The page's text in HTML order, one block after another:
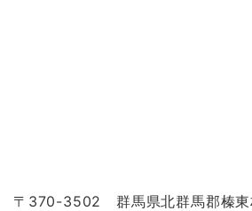
〒370-3502 群馬県北群馬郡榛東